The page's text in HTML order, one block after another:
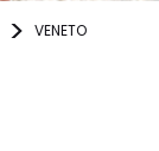
VENETO